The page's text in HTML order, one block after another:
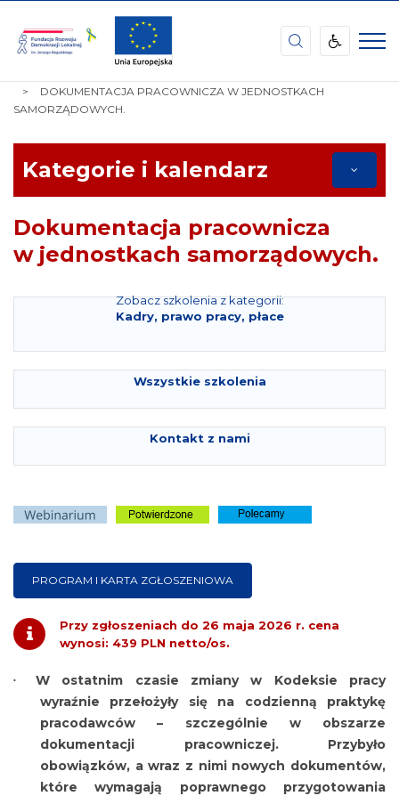
Fundacja
Rozwoju
Lokalnej
im.
Jerzego
GŁÓWNA
DOKUMENTACJA PRACOWNICZA W JEDNOSTKACH
SAMORZĄDOWYCH.
Kategorie i kalendarz
Dokumentacja pracownicza
w jednostkach samorządowych.
Zobacz szkolenia z kategorii:
Kadry, prawo pracy, płace
Wszystkie szkolenia
Kontakt z nami
PROGRAM I KARTA ZGŁOSZENIOWA
Przy zgłoszeniach do 26 maja 2026 r. cena
wynosi: 439 PLN netto/os.
W ostatnim czasie zmiany w Kodeksie pracy
wyraźnie przełożyły się na codzienną praktykę
pracodawców – szczególnie w obszarze
dokumentacji pracowniczej. Przybyło
obowiązków, a wraz z nimi nowych dokumentów,
które wymagają poprawnego przygotowania